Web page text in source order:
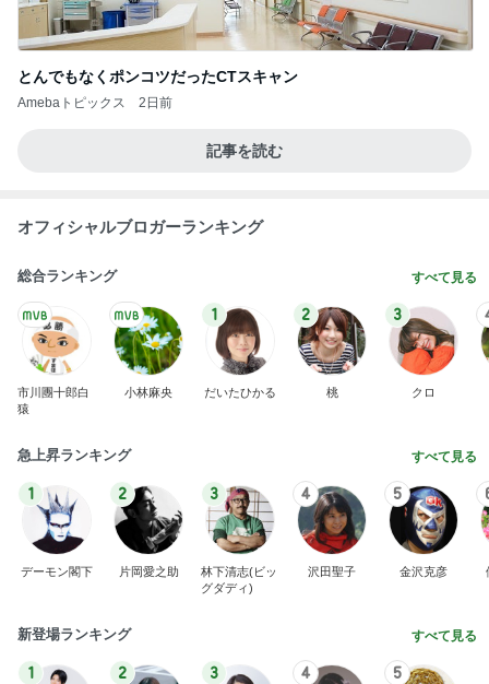
とんでもなくポンコツだったCTスキャン
Amebaトピックス 2日前
記事を読む
オフィシャルブロガーランキング
総合ランキング すべて見る
市川團十郎白
猿
小林麻央
1
だいたひかる
2
桃
3
クロ
急上昇ランキング すべて見る
1
デーモン閣下
2
片岡愛之助
3
林下清志(ビッ
グダディ)
4
沢田聖子
5
金沢克彦
新登場ランキング すべて見る
1 2 3 4 5